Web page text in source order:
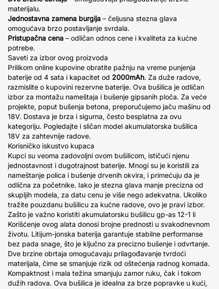
materijalu.
Jednostavna zamena burgija – čeljusna stezna glava
omogućava brzo postavljanje svrdala.
Pristupačna cena – odličan odnos cene i kvaliteta za kućne
potrebe.
Saveti za izbor ovog proizvoda
Prilikom online kupovine obratite pažnju na vreme punjenja
baterije od 4 sata i kapacitet od 2000mAh. Za duže radove,
razmislite o kupovini rezervne baterije. Ova bušilica je odličan
izbor za montažu nameštaja i bušenje gipsanih ploča. Za veće
projekte, poput bušenja betona, preporučujemo jaču mašinu od
18V. Dostava je brza i sigurna, često besplatna za ovu
kategoriju. Pogledajte i sličan model akumulatorska bušilica
18V za zahtevnije radove.
Korisničko iskustvo kupaca
Kupci su veoma zadovoljni ovom bušilicom, ističući njenu
jednostavnost i dugotrajnost baterije. Mnogi su je koristili za
nameštanje polica i bušenje drvenih okvira, i primećuju da je
odlična za početnike. Iako je stezna glava manje precizna od
skupljih modela, za datu cenu je više nego adekvatna. Ukoliko
tražite pouzdanu bušilicu za kućne radove, ovo je pravi izbor.
Zašto je važno koristiti akumulatorsku bušilicu gp-as 12-1 li
Korišćenje ovog alata donosi brojne prednosti u svakodnevnom
životu. Litijum-jonska baterija garantuje stabilne performanse
bez pada snage, što je ključno za precizno bušenje i odvrtanje.
Dve brzine obrtaja omogućavaju prilagođavanje tvrdoći
materijala, čime se smanjuje rizik od oštećenja radnog komada.
Kompaktnost i mala težina smanjuju zamor ruku, čak i tokom
dužih radova. Ova bušilica je idealna za brze popravke u kući,